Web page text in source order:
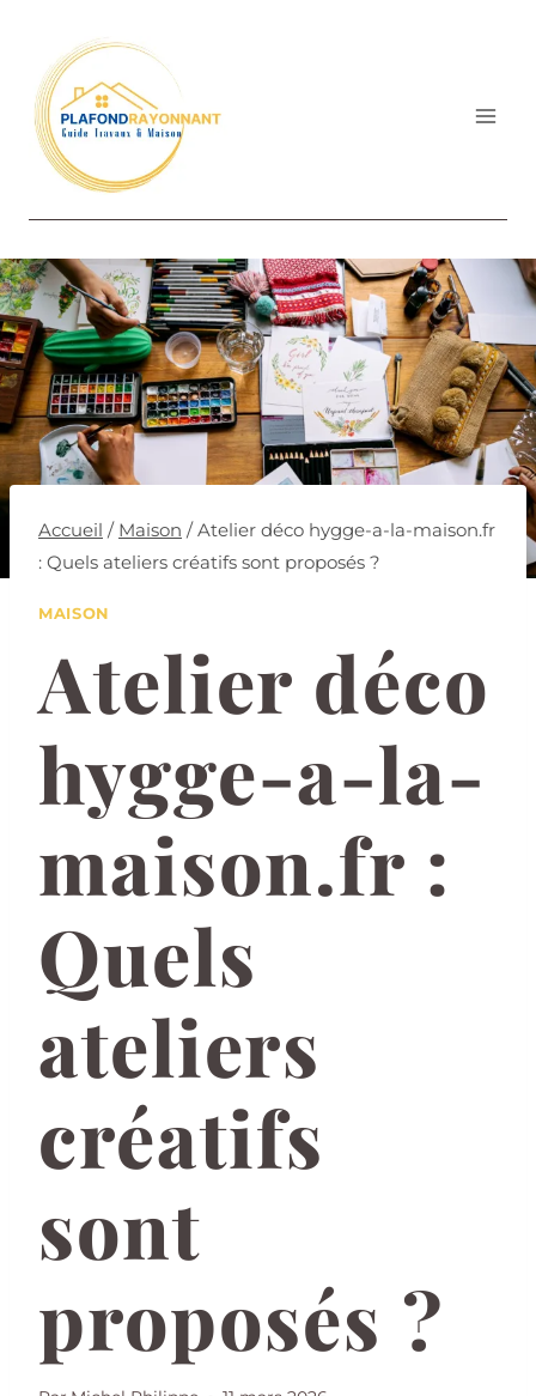
contenu
Accueil / Maison / Atelier déco hygge-a-la-maison.fr
: Quels ateliers créatifs sont proposés ?
MAISON
Atelier déco
hygge-a-la-
maison.fr :
Quels
ateliers
créatifs
sont
proposés ?